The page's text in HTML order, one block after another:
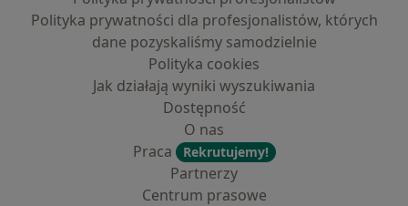
Polityka prywatności dla profesjonalistów, których
dane pozyskaliśmy samodzielnie
Polityka cookies
Jak działają wyniki wyszukiwania
Dostępność
O nas
Praca
Rekrutujemy!
Partnerzy
Centrum prasowe